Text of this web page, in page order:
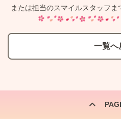
または担当のスマイルスタッフま
一覧へ